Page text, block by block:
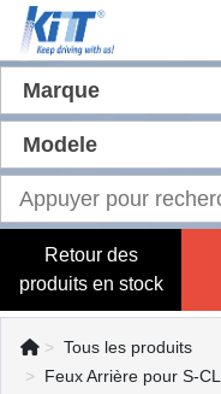
Marque
Modele
Retour des
produits en stock
Tous les produits
Feux Arrière pour S-